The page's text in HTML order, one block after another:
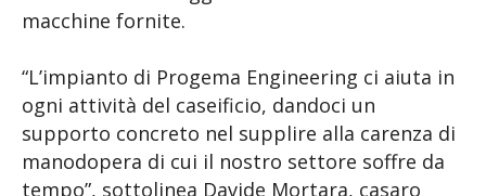
macchine fornite.
“L’impianto di Progema Engineering ci aiuta in
ogni attività del caseificio, dandoci un
supporto concreto nel supplire alla carenza di
manodopera di cui il nostro settore soffre da
tempo”, sottolinea Davide Mortara, casaro